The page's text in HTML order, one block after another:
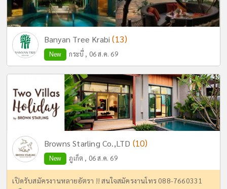
Banyan Tree Krabi(13)
New กระบี่ , 06 ส.ค. 69
Browns Starling Co.,LTD (10)
New ภูเก็ต , 06 ส.ค. 69
เปิดรับสมัครงานหลายอัตรา !! สนใจสมัครงานโทร 088-7660331